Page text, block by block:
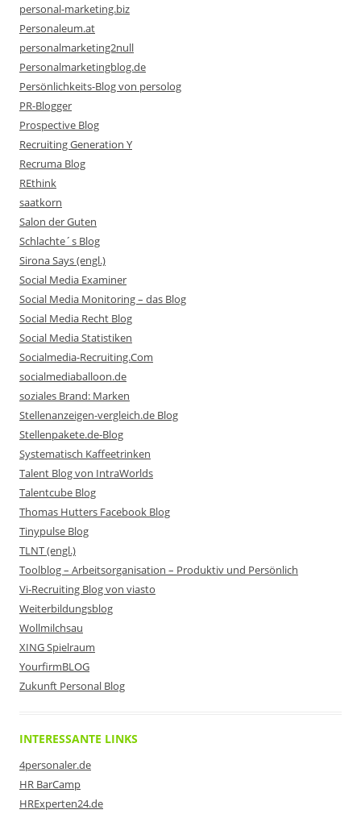
personal-marketing.biz
Personaleum.at
personalmarketing2null
Personalmarketingblog.de
Persönlichkeits-Blog von persolog
PR-Blogger
Prospective Blog
Recruiting Generation Y
Recruma Blog
REthink
saatkorn
Salon der Guten
Schlachte´s Blog
Sirona Says (engl.)
Social Media Examiner
Social Media Monitoring – das Blog
Social Media Recht Blog
Social Media Statistiken
Socialmedia-Recruiting.Com
socialmediaballoon.de
soziales Brand: Marken
Stellenanzeigen-vergleich.de Blog
Stellenpakete.de-Blog
Systematisch Kaffeetrinken
Talent Blog von IntraWorlds
Talentcube Blog
Thomas Hutters Facebook Blog
Tinypulse Blog
TLNT (engl.)
Toolblog – Arbeitsorganisation – Produktiv und Persönlich
Vi-Recruiting Blog von viasto
Weiterbildungsblog
Wollmilchsau
XING Spielraum
YourfirmBLOG
Zukunft Personal Blog
INTERESSANTE LINKS
4personaler.de
HR BarCamp
HRExperten24.de